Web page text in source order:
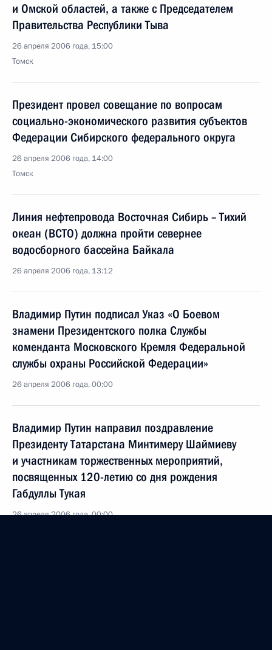
и Омской областей, а также с Председателем
Правительства Республики Тыва
26 апреля 2006 года, 15:00
Томск
Президент провел совещание по вопросам
социально-экономического развития субъектов
Федерации Сибирского федерального округа
26 апреля 2006 года, 14:00
Томск
Линия нефтепровода Восточная Сибирь – Тихий
океан (ВСТО) должна пройти севернее
водосборного бассейна Байкала
26 апреля 2006 года, 13:12
Владимир Путин подписал Указ «О Боевом
знамени Президентского полка Службы
коменданта Московского Кремля Федеральной
службы охраны Российской Федерации»
26 апреля 2006 года, 00:00
Владимир Путин направил поздравление
Президенту Татарстана Минтимеру Шаймиеву
и участникам торжественных мероприятий,
посвященных 120-летию со дня рождения
Габдуллы Тукая
26 апреля 2006 года, 00:00